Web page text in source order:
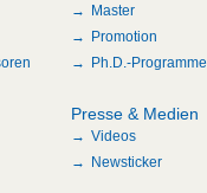
Master
Promotion
Ph.D.-Programme
Presse & Medien
Videos
Newsticker